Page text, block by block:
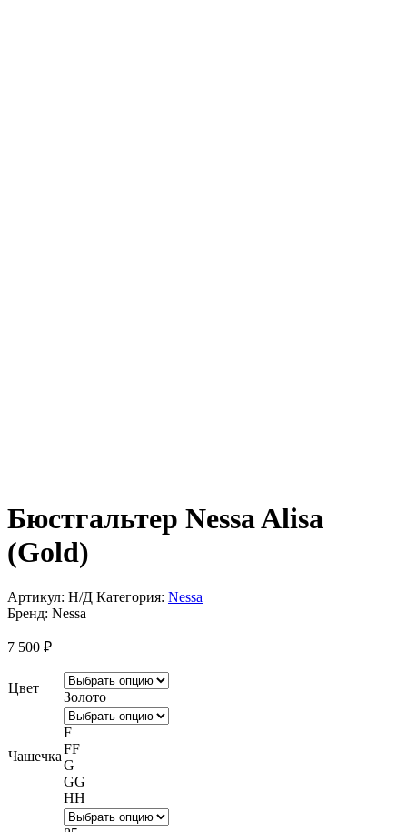
Бюстгальтер Nessa Alisa
(Gold)
Артикул: Н/Д Категория: Nessa
Бренд: Nessa
7 500 ₽
Цвет
Золото
Чашечка
F
FF
G
GG
HH